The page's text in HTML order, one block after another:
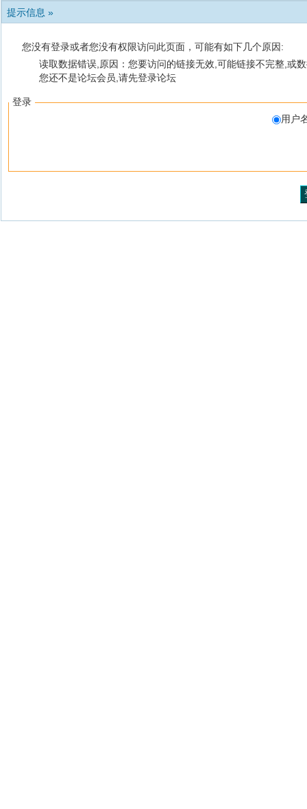
提示信息 »
您没有登录或者您没有权限访问此页面，可能有如下几个原因:
读取数据错误,原因：您要访问的链接无效,可能链接不完整,或
您还不是论坛会员,请先登录论坛
登录
用户